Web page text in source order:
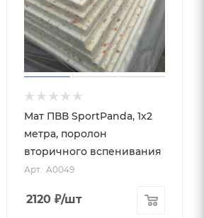
Мат ПВВ SportPanda, 1х2
метра, поролон
вторичного вспенивания
Арт.: A0049
2120₽/шт